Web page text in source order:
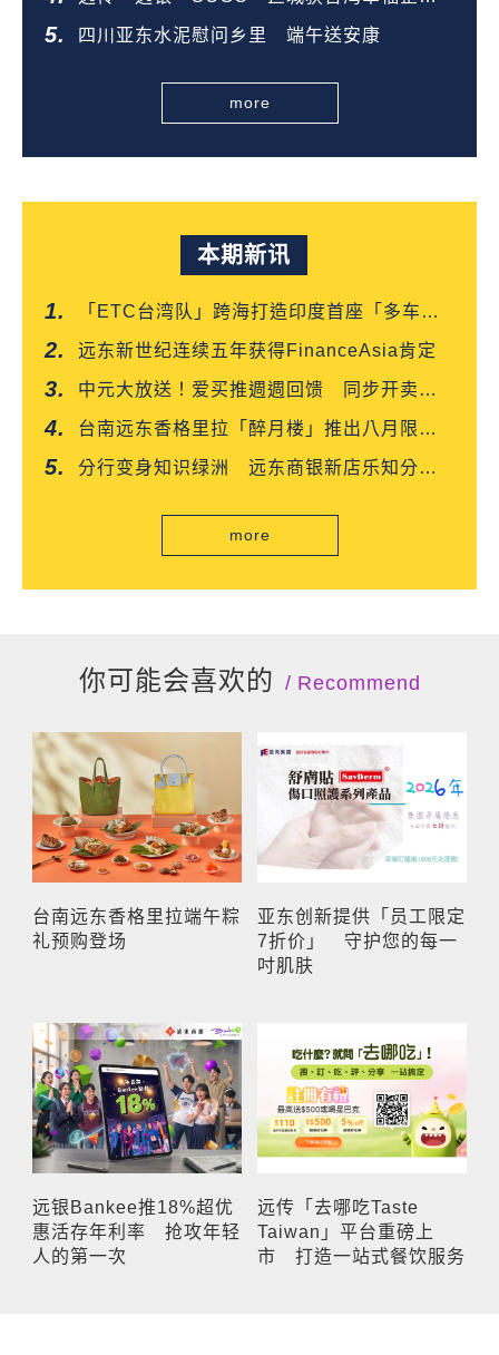
金奖
四川亚东水泥慰问乡里 端午送安康
more
本期新讯
「ETC台湾队」跨海打造印度首座「多车道
自由流」电子收费系统正式通车
远东新世纪连续五年获得FinanceAsia肯定
中元大放送！爱买推週週回馈 同步开卖白
沙屯妈平安箱
台南远东香格里拉「醉月楼」推出八月限定
「功夫新菜尝鲜优惠」
分行变身知识绿洲 远东商银新店乐知分行
more
你可能会喜欢的 Recommend
台南远东香格里拉端午粽
礼预购登场
亚东创新提供「员工限定
7折价」 守护您的每一
吋肌肤
远银Bankee推18%超优
惠活存年利率 抢攻年轻
人的第一次
远传「去哪吃Taste
Taiwan」平台重磅上
市 打造一站式餐饮服务